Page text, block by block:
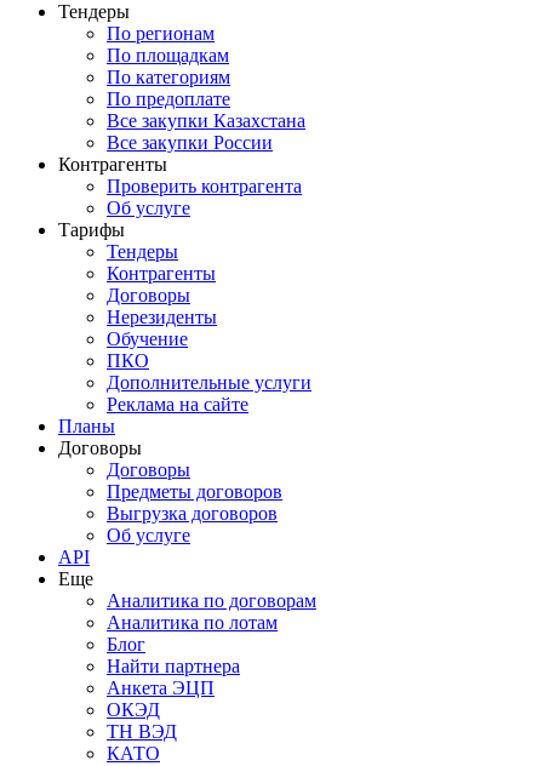
Тендеры
По регионам
По площадкам
По категориям
По предоплате
Все закупки Казахстана
Все закупки России
Контрагенты
Проверить контрагента
Об услуге
Тарифы
Тендеры
Контрагенты
Договоры
Нерезиденты
Обучение
ПКО
Дополнительные услуги
Реклама на сайте
Планы
Договоры
Договоры
Предметы договоров
Выгрузка договоров
Об услуге
API
Еще
Аналитика по договорам
Аналитика по лотам
Блог
Найти партнера
Анкета ЭЦП
ОКЭД
ТН ВЭД
КАТО